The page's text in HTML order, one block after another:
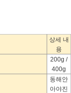
상세 내
용
200g /
400g
동해안
아야진